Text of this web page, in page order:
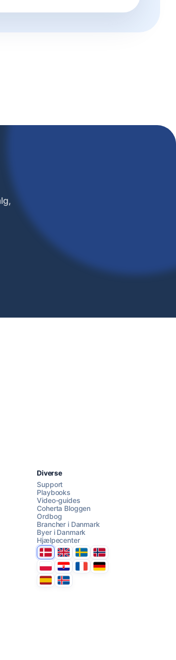
Assist
Diverse
Support
Playbooks
Video-guides
Coherta Bloggen
Ordbog
Brancher i Danmark
Byer i Danmark
Hjælpecenter
DanmarkUnited Kingdom
SverigeNorge
PolskaHrvatskaFranceDeutschland
EspanaÍsland